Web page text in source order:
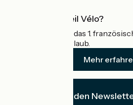
Was ist Accueil Vélo?
Accueil Vélo ist das 1.
Radfahrer im Urlaub.
Mehr
Ich abonniere den